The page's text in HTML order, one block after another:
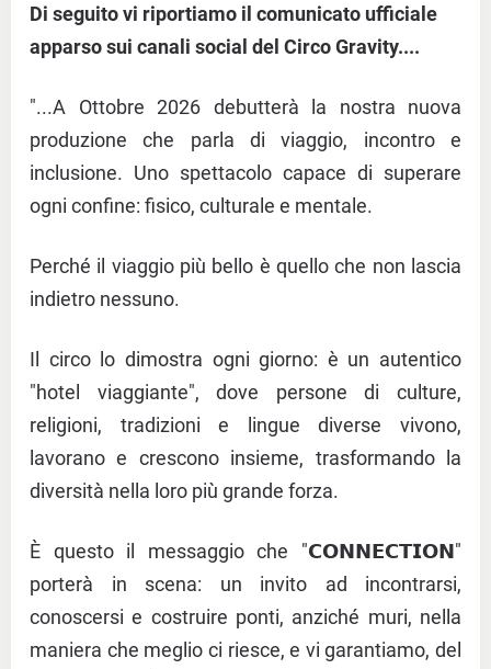
Di seguito vi riportiamo il comunicato ufficiale
apparso sui canali social del Circo Gravity....
"...A Ottobre 2026 debutterà la nostra nuova
produzione che parla di viaggio, incontro e
inclusione. Uno spettacolo capace di superare
ogni confine: fisico, culturale e mentale.
Perché il viaggio più bello è quello che non lascia
indietro nessuno.
Il circo lo dimostra ogni giorno: è un autentico
"hotel viaggiante", dove persone di culture,
religioni, tradizioni e lingue diverse vivono,
lavorano e crescono insieme, trasformando la
diversità nella loro più grande forza.
È questo il messaggio che "𝗖𝗢𝗡𝗡𝗘𝗖𝗧𝗜𝗢𝗡"
porterà in scena: un invito ad incontrarsi,
conoscersi e costruire ponti, anziché muri, nella
maniera che meglio ci riesce, e vi garantiamo, del